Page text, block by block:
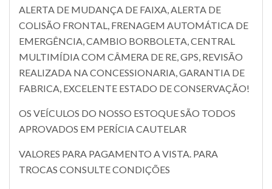
ALERTA DE MUDANÇA DE FAIXA, ALERTA DE
COLISÃO FRONTAL, FRENAGEM AUTOMÁTICA DE
EMERGÊNCIA, CAMBIO BORBOLETA, CENTRAL
MULTIMÍDIA COM CÂMERA DE RE, GPS, REVISÃO
REALIZADA NA CONCESSIONARIA, GARANTIA DE
FABRICA, EXCELENTE ESTADO DE CONSERVAÇÃO!
OS VEÍCULOS DO NOSSO ESTOQUE SÃO TODOS
APROVADOS EM PERÍCIA CAUTELAR
VALORES PARA PAGAMENTO A VISTA. PARA
TROCAS CONSULTE CONDIÇÕES